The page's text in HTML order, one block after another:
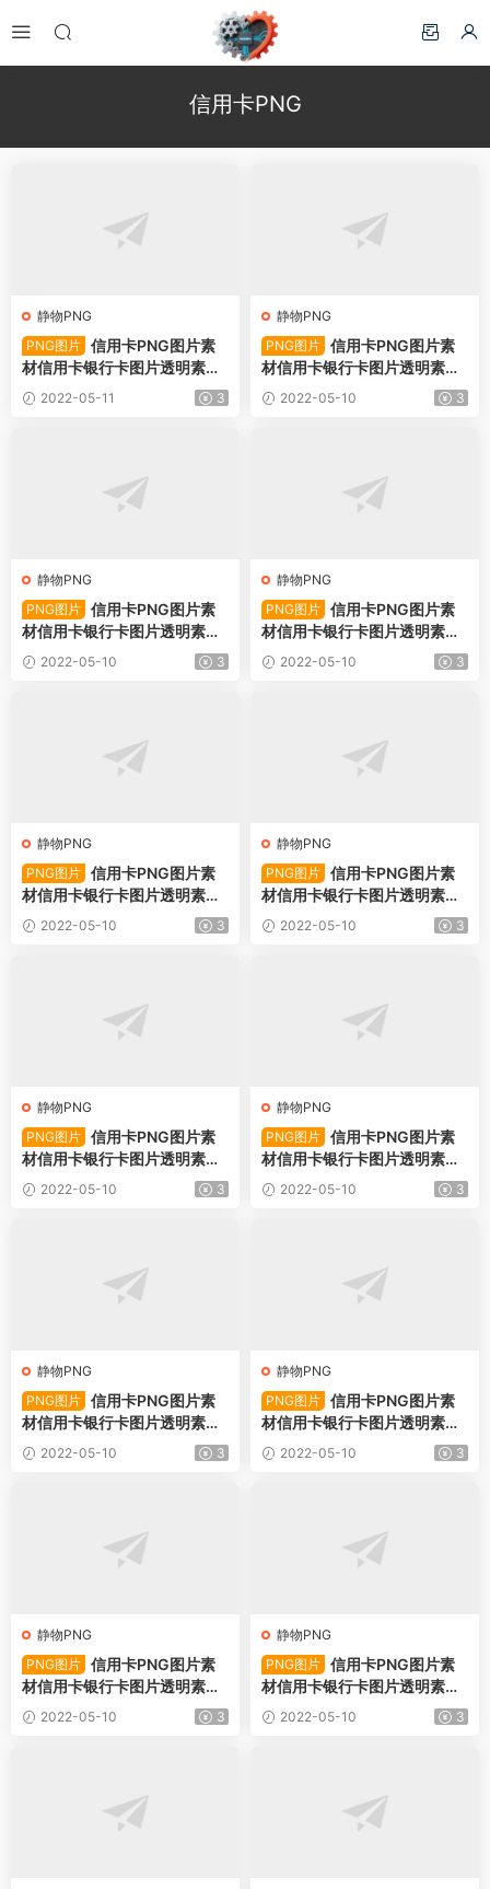
信用卡PNG
静物PNG
PNG图片 信用卡PNG图片素
材信用卡银行卡图片透明素材-
PNG图片78733下载
2022-05-11 3
静物PNG
PNG图片 信用卡PNG图片素
材信用卡银行卡图片透明素材-
PNG图片78753下载
2022-05-10 3
静物PNG
PNG图片 信用卡PNG图片素
材信用卡银行卡图片透明素材-
PNG图片78752下载
2022-05-10 3
静物PNG
PNG图片 信用卡PNG图片素
材信用卡银行卡图片透明素材-
PNG图片78751下载
2022-05-10 3
静物PNG
PNG图片 信用卡PNG图片素
材信用卡银行卡图片透明素材-
PNG图片78750下载
2022-05-10 3
静物PNG
PNG图片 信用卡PNG图片素
材信用卡银行卡图片透明素材-
PNG图片78749下载
2022-05-10 3
静物PNG
PNG图片 信用卡PNG图片素
材信用卡银行卡图片透明素材-
PNG图片78748下载
2022-05-10 3
静物PNG
PNG图片 信用卡PNG图片素
材信用卡银行卡图片透明素材-
PNG图片78747下载
2022-05-10 3
静物PNG
PNG图片 信用卡PNG图片素
材信用卡银行卡图片透明素材-
PNG图片78746下载
2022-05-10 3
静物PNG
PNG图片 信用卡PNG图片素
材信用卡银行卡图片透明素材-
PNG图片78745下载
2022-05-10 3
静物PNG
PNG图片 信用卡PNG图片素
材信用卡银行卡图片透明素材-
PNG图片78744下载
2022-05-10 3
静物PNG
PNG图片 信用卡PNG图片素
材信用卡银行卡图片透明素材-
PNG图片78743下载
2022-05-10 3